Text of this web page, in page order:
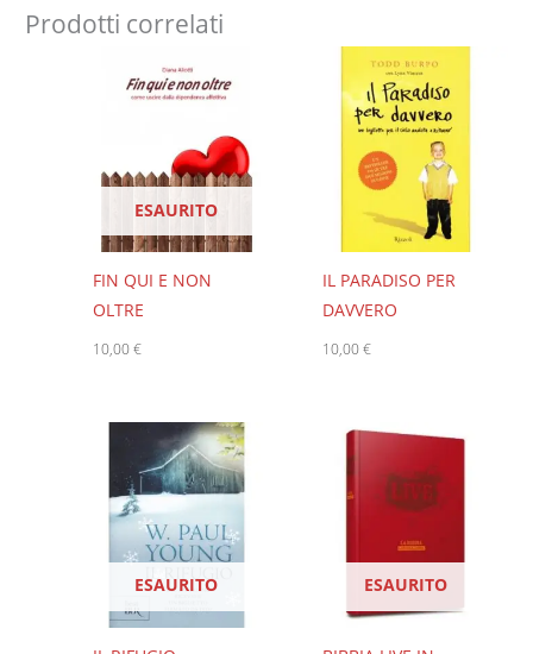
Prodotti correlati
ESAURITO
FIN QUI E NON
OLTRE
10,00€
IL PARADISO PER
DAVVERO
10,00€
ESAURITO ESAURITO